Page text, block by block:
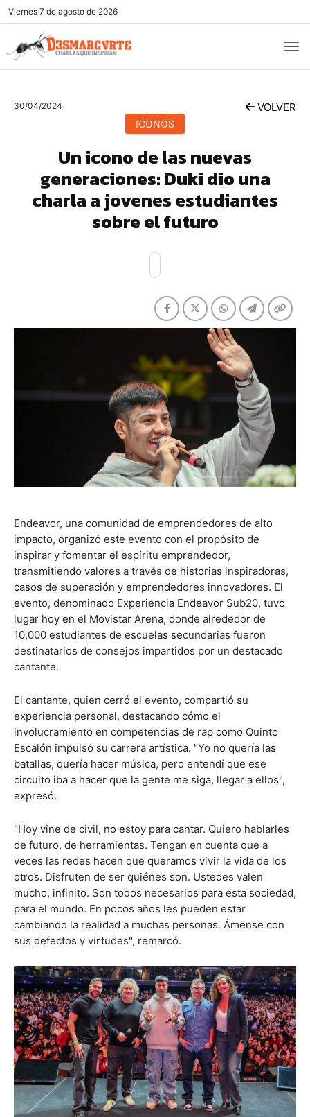
Viernes 7 de agosto de 2026
30/04/2024 VOLVER
ICONOS
Un icono de las nuevas
generaciones: Duki dio una
charla a jovenes estudiantes
sobre el futuro
Endeavor, una comunidad de emprendedores de alto
impacto, organizó este evento con el propósito de
inspirar y fomentar el espíritu emprendedor,
transmitiendo valores a través de historias inspiradoras,
casos de superación y emprendedores innovadores. El
evento, denominado Experiencia Endeavor Sub20, tuvo
lugar hoy en el Movistar Arena, donde alrededor de
10,000 estudiantes de escuelas secundarias fueron
destinatarios de consejos impartidos por un destacado
cantante.
El cantante, quien cerró el evento, compartió su
experiencia personal, destacando cómo el
involucramiento en competencias de rap como Quinto
Escalón impulsó su carrera artística. "Yo no quería las
batallas, quería hacer música, pero entendí que ese
circuito iba a hacer que la gente me siga, llegar a ellos",
expresó.
"Hoy vine de civil, no estoy para cantar. Quiero hablarles
de futuro, de herramientas. Tengan en cuenta que a
veces las redes hacen que queramos vivir la vida de los
otros. Disfruten de ser quiénes son. Ustedes valen
mucho, infinito. Son todos necesarios para esta sociedad,
para el mundo. En pocos años les pueden estar
cambiando la realidad a muchas personas. Ámense con
sus defectos y virtudes", remarcó.